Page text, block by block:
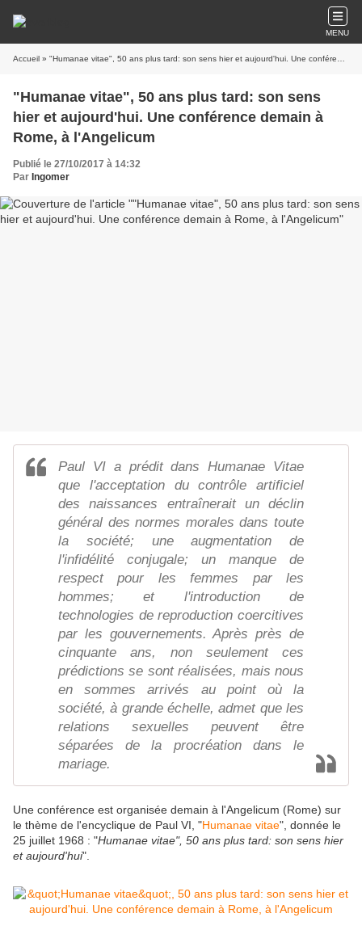
MENU
Accueil » "Humanae vitae", 50 ans plus tard: son sens hier et aujourd'hui. Une conférence demain à Rome, à l'Angelicum
"Humanae vitae", 50 ans plus tard: son sens
hier et aujourd'hui. Une conférence demain à
Rome, à l'Angelicum
Publié le 27/10/2017 à 14:32
Par Ingomer
Paul VI a prédit dans Humanae Vitae
que l'acceptation du contrôle artificiel
des naissances entraînerait un déclin
général des normes morales dans toute
la société; une augmentation de
l'infidélité conjugale; un manque de
respect pour les femmes par les
hommes; et l'introduction de
technologies de reproduction coercitives
par les gouvernements. Après près de
cinquante ans, non seulement ces
prédictions se sont réalisées, mais nous
en sommes arrivés au point où la
société, à grande échelle, admet que les
relations sexuelles peuvent être
séparées de la procréation dans le
mariage.
Une conférence est organisée demain à l'Angelicum (Rome) sur
le thème de l'encyclique de Paul VI, "Humanae vitae", donnée le
25 juillet 1968 : "Humanae vitae", 50 ans plus tard: son sens hier
et aujourd'hui".